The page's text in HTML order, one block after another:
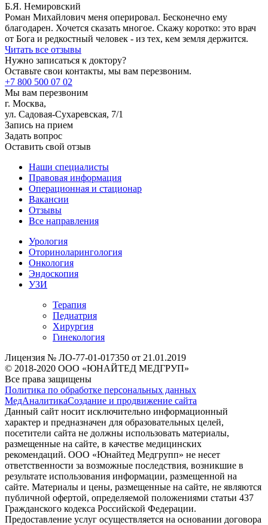
Б.Я. Немировский
Роман Михайлович меня оперировал. Бесконечно ему
благодарен. Хочется сказать многое. Скажу коротко: это врач
от Бога и редкостный человек - из тех, кем земля держится.
Читать все отзывы
Нужно записаться к доктору?
Оставьте свои контакты, мы вам перезвоним.
+7 800 500 07 02
Мы вам перезвоним
г. Москва,
ул. Садовая-Сухаревская, 7/1
Запись на прием
Задать вопрос
Оставить свой отзыв
Наши специалисты
Правовая информация
Операционная и стационар
Вакансии
Отзывы
Все направления
Урология
Оториноларингология
Онкология
Эндоскопия
УЗИ
Терапия
Педиатрия
Хирургия
Гинекология
Лицензия № ЛО-77-01-017350 от 21.01.2019
© 2018-2020 ООО «ЮНАЙТЕД МЕДГРУП»
Все права защищены
Политика по обработке персональных данных
МедАналитикаСоздание и продвижение сайта
Данный сайт носит исключительно информационный
характер и предназначен для образовательных целей,
посетители сайта не должны использовать материалы,
размещенные на сайте, в качестве медицинских
рекомендаций. ООО «Юнайтед Медгрупп» не несет
ответственности за возможные последствия, возникшие в
результате использования информации, размещенной на
сайте. Материалы и цены, размещенные на сайте, не являются
публичной офертой, определяемой положениями статьи 437
Гражданского кодекса Российской Федерации.
Предоставление услуг осуществляется на основании договора